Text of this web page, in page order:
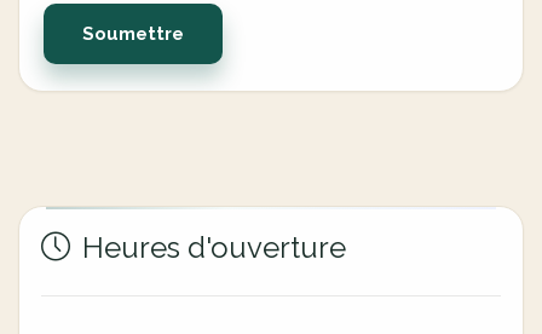
Soumettre
Heures d'ouverture